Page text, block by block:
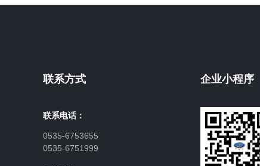
联系方式
联系电话：
0535-6753655
0535-6751999
企业小程序